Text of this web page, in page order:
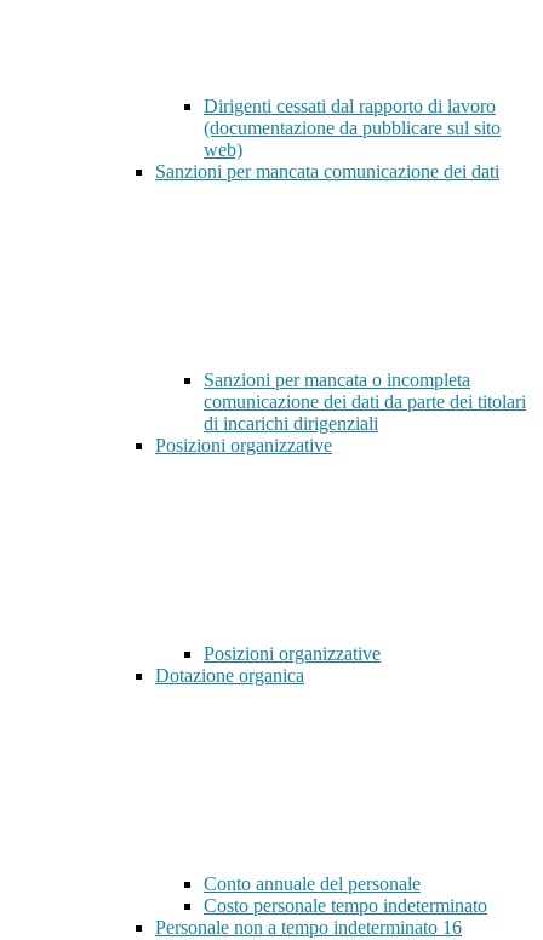
Dirigenti cessati dal rapporto di lavoro
(documentazione da pubblicare sul sito
web)
Sanzioni per mancata comunicazione dei dati
Sanzioni per mancata o incompleta
comunicazione dei dati da parte dei titolari
di incarichi dirigenziali
Posizioni organizzative
Posizioni organizzative
Dotazione organica
Conto annuale del personale
Costo personale tempo indeterminato
Personale non a tempo indeterminato 16